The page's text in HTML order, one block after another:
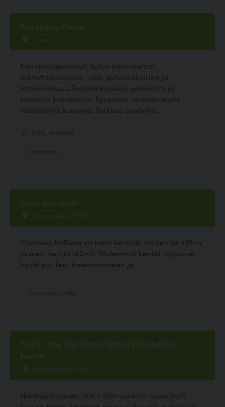
Koirakoulu Kisma
, Oulu
Koirakoulupalvelut, kuten pentukurssit,
arkitottelevaisuus, toko, palveluskoirien ja
tottelevaisuus.Tarjolla kursseja pennuista jo
kisaaviin koirakoihin. Kysynnän mukaan myös
räätälöityjä kursseja. Tarkkaa osoitetta...
Salon Koirahalli
Joensuunkatu 9, Salo
Tilavassa hallissa on kaksi kenttää, iso kenttä 435 m²
ja pieni kenttä 180m2. Molemmat kentät tarjoavat
hyvät puitteet treenaamiseen ja...
TOFS - The Old Farm's Stable koirahalli ja -
kenttä
Toivolantie 56, Loppi
Hiekkapohjainen 10m x 25m valaistu muovihalli